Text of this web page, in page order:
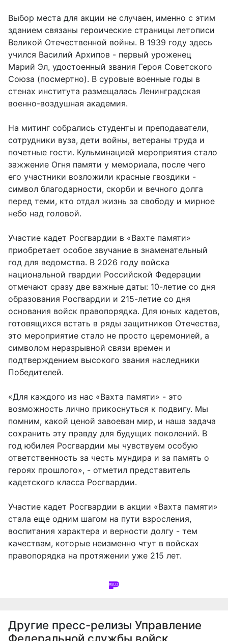
Выбор места для акции не случаен, именно с этим
зданием связаны героические страницы летописи
Великой Отечественной войны. В 1939 году здесь
учился Василий Архипов - первый уроженец
Марий Эл, удостоенный звания Героя Советского
Союза (посмертно). В суровые военные годы в
стенах института размещалась Ленинградская
военно-воздушная академия.
На митинг собрались студенты и преподаватели,
сотрудники вуза, дети войны, ветераны труда и
почетные гости. Кульминацией мероприятия стало
зажжение Огня памяти у мемориала, после чего
его участники возложили красные гвоздики -
символ благодарности, скорби и вечного долга
перед теми, кто отдал жизнь за свободу и мирное
небо над головой.
Участие кадет Росгвардии в «Вахте памяти»
приобретает особое звучание в знаменательный
год для ведомства. В 2026 году войска
национальной гвардии Российской Федерации
отмечают сразу две важные даты: 10-летие со дня
образования Росгвардии и 215-летие со дня
основания войск правопорядка. Для юных кадетов,
готовящихся встать в ряды защитников Отечества,
это мероприятие стало не просто церемонией, а
символом неразрывной связи времен и
подтверждением высокого звания наследники
Победителей.
«Для каждого из нас «Вахта памяти» - это
возможность лично прикоснуться к подвигу. Мы
помним, какой ценой завоеван мир, и наша задача
сохранить эту правду для будущих поколений. В
год юбилея Росгвардии мы чувствуем особую
ответственность за честь мундира и за память о
героях прошлого», - отметил представитель
кадетского класса Росгвардии.
Участие кадет Росгвардии в акции «Вахта памяти»
стала еще одним шагом на пути взросления,
воспитания характера и верности долгу - тем
качествам, которые неизменно чтут в войсках
правопорядка на протяжении уже 215 лет.
Другие пресс-релизы Управление